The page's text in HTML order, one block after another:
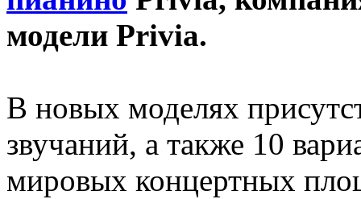
модели Privia.
В новых моделях
звучаний, а также 10
мировых концертных